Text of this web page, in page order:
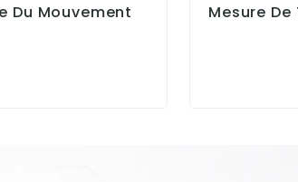
Du Mouvement Mesure De